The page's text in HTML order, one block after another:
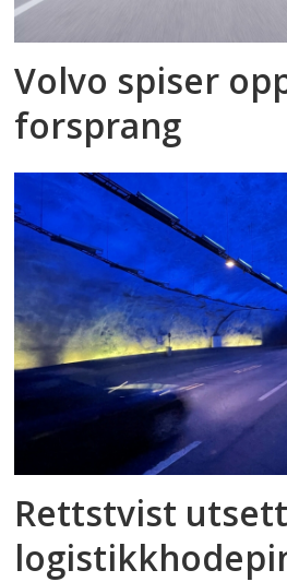
Volvo spiser
forsprang
Rettstvist